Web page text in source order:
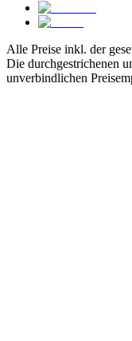
Alle Preise inkl. der
Die durchgestrichenen
unverbindlichen